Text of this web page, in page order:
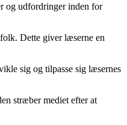
og udfordringer inden for
Dette giver læserne en
sig og tilpasse sig læsernes
stræber mediet efter at